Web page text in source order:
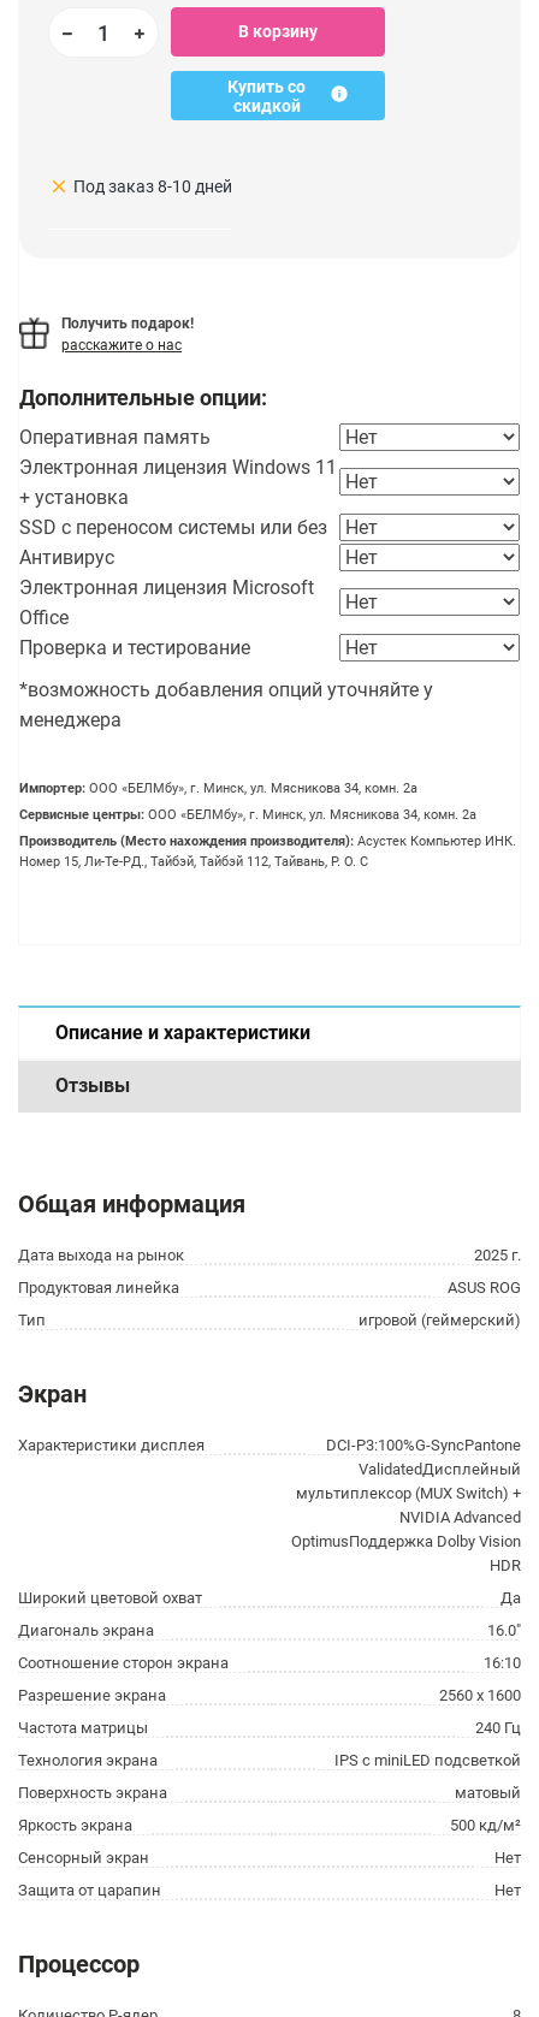
В корзину
Купить со
скидкой
clear Под заказ 8-10 дней
Получить подарок!
расскажите о нас
Дополнительные опции:
Оперативная память
Электронная лицензия Windows 11
+ установка
SSD с переносом системы или без
Антивирус
Электронная лицензия Microsoft
Office
Проверка и тестирование
*возможность добавления опций уточняйте у
менеджера
Импортер: OOO «БЕЛМбу», г. Минск, ул. Мясникова 34, комн. 2а
Сервисные центры: OOO «БЕЛМбу», г. Минск, ул. Мясникова 34, комн. 2а
Производитель (Место нахождения производителя): Асустек Компьютер ИНК.
Номер 15, Ли-Те-РД., Тайбэй, Тайбэй 112, Тайвань, Р. О. С
Описание и характеристики
Отзывы
Общая информация
Дата выхода на рынок
2025 г.
Продуктовая линейка
ASUS ROG
Тип
игровой (геймерский)
Экран
Характеристики дисплея
DCI-P3:100%G-SyncPantone
ValidatedДисплейный
мультиплексор (MUX Switch) +
NVIDIA Advanced
OptimusПоддержка Dolby Vision
HDR
Широкий цветовой охват
Да
Диагональ экрана
16.0"
Соотношение сторон экрана
16:10
Разрешение экрана
2560 x 1600
Частота матрицы
240 Гц
Технология экрана
IPS с miniLED подсветкой
Поверхность экрана
матовый
Яркость экрана
500 кд/м²
Сенсорный экран
Нет
Защита от царапин
Нет
Процессор